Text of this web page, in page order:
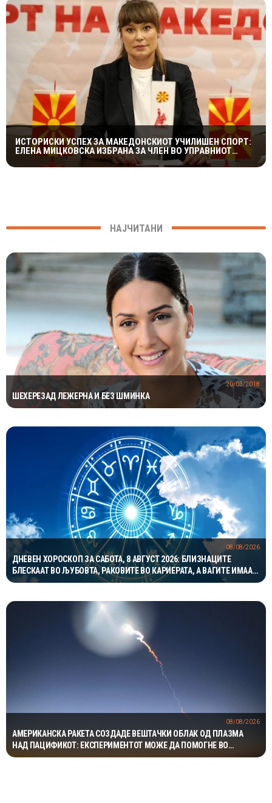
ИСТОРИСКИ УСПЕХ ЗА МАКЕДОНСКИОТ УЧИЛИШЕН СПОРТ:
ЕЛЕНА МИЦКОВСКА ИЗБРАНА ЗА ЧЛЕН ВО УПРАВНИОТ
ОДБОР НА СВЕТСКАТА ФЕДЕРАЦИЈА НА УЧИЛИШНИ
СПОРТОВИ
НАЈЧИТАНИ
ШЕХЕРЕЗАД ЛЕЖЕРНА И БЕЗ ШМИНКА
20/03/2018
ДНЕВЕН ХОРОСКОП ЗА САБОТА, 8 АВГУСТ 2026: БЛИЗНАЦИТЕ
БЛЕСКААТ ВО ЉУБОВТА, РАКОВИТЕ ВО КАРИЕРАТА, А ВАГИТЕ ИМААТ
ОДЛИЧЕН ДЕН ЗА ХАРМОНИЈА
08/08/2026
АМЕРИКАНСКА РАКЕТА СОЗДАДЕ ВЕШТАЧКИ ОБЛАК ОД ПЛАЗМА
НАД ПАЦИФИКОТ: ЕКСПЕРИМЕНТОТ МОЖЕ ДА ПОМОГНЕ ВО
ЗАШТИТАТА НА САТЕЛИТИТЕ
08/08/2026